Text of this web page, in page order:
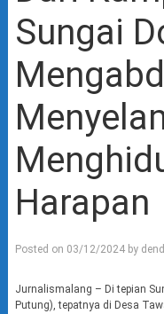
Sungai
Harapan
Posted on 03/12/2024by
Jurnalismalang – Di tepian
Putung), tepatnya di Desa